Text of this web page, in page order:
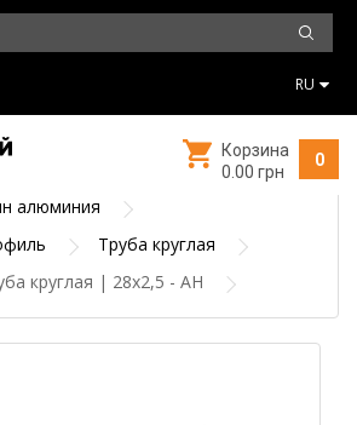
RU
0
Корзина
0.00 грн
алюминия
Труба круглая
круглая | 28х2,5 - АН